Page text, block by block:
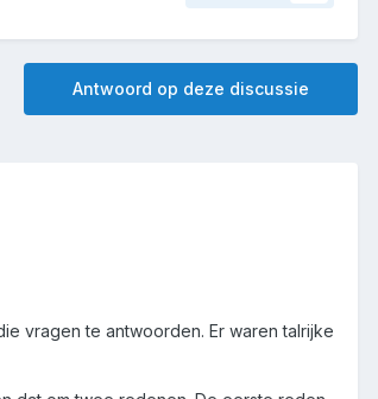
Antwoord op deze discussie
vragen te antwoorden. Er waren talrijke